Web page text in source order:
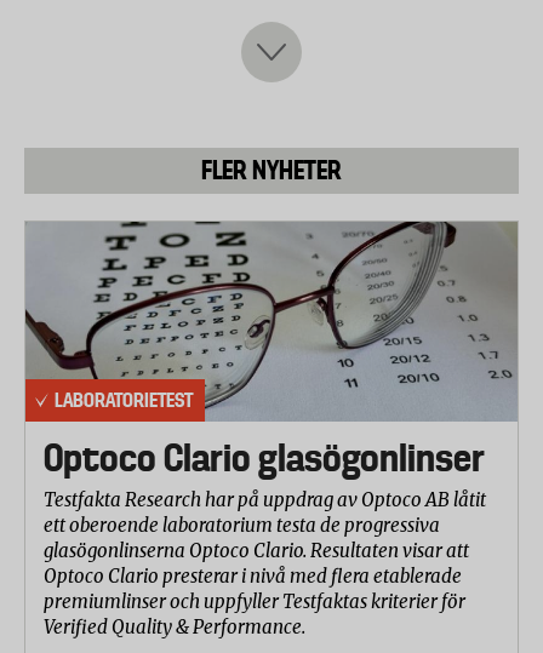
Hartmannsdorf, Tyskland har på uppdrag av
Testfakta testat sju vanliga sladdlösa
dammsugarmodeller till ett maxpris av 5000 kronor.
vilken modell som ska medverka i testet.
Electrolux
PQ91-
ANIMA/50MB/GREEN/ALGRS
Bissell ICON™ 25V
Dyson v10 motorhead
Dreame T20
Bosch Unlimited Serie 6
OBH
Nordica
Air Force 560 Flex
FLER NYHETER
LABORATORIETEST
Optoco Clario glasögonlinser
Testfakta Research har på uppdrag av Optoco AB låtit
ett oberoende laboratorium testa de progressiva
glasögonlinserna Optoco Clario. Resultaten visar att
Optoco Clario presterar i nivå med flera etablerade
premiumlinser och uppfyller Testfaktas kriterier för
Verified Quality & Performance.